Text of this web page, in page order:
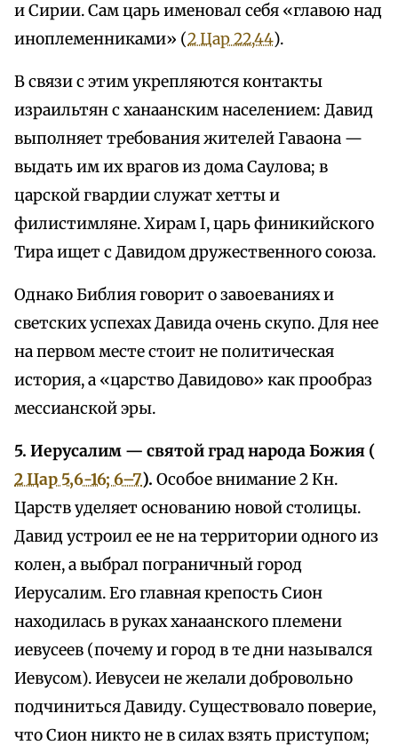
и Сирии. Сам царь именовал себя «главою над
иноплеменниками» (2 Цар 22,44).
В связи с этим укрепляются контакты
израильтян с ханаанским населением: Давид
выполняет требования жителей Гаваона —
выдать им их врагов из дома Саулова; в
царской гвардии служат хетты и
филистимляне. Хирам I, царь финикийского
Тира ищет с Давидом дружественного союза.
Однако Библия говорит о завоеваниях и
светских успехах Давида очень скупо. Для нее
на первом месте стоит не политическая
история, а «царство Давидово» как прообраз
мессианской эры.
5. Иерусалим — святой град народа Божия (
2 Цар 5,6-16; 6–7). Особое внимание 2 Кн.
Царств уделяет основанию новой столицы.
Давид устроил ее не на территории одного из
колен, а выбрал пограничный город
Иерусалим. Его главная крепость Сион
находилась в руках ханаанского племени
иевусеев (почему и город в те дни назывался
Иевусом). Иевусеи не желали добровольно
подчиниться Давиду. Существовало поверие,
что Сион никто не в силах взять приступом;